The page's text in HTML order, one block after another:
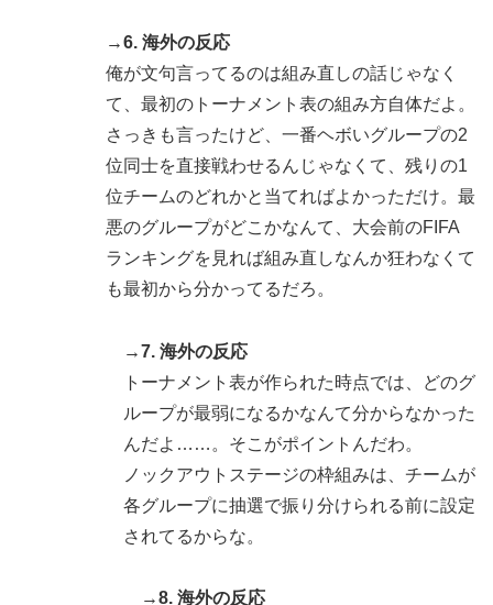
→6. 海外の反応
俺が文句言ってるのは組み直しの話じゃなく
て、最初のトーナメント表の組み方自体だよ。
さっきも言ったけど、一番ヘボいグループの2
位同士を直接戦わせるんじゃなくて、残りの1
位チームのどれかと当てればよかっただけ。最
悪のグループがどこかなんて、大会前のFIFA
ランキングを見れば組み直しなんか狂わなくて
も最初から分かってるだろ。
→7. 海外の反応
トーナメント表が作られた時点では、どのグ
ループが最弱になるかなんて分からなかった
んだよ……。そこがポイントんだわ。
ノックアウトステージの枠組みは、チームが
各グループに抽選で振り分けられる前に設定
されてるからな。
→8. 海外の反応